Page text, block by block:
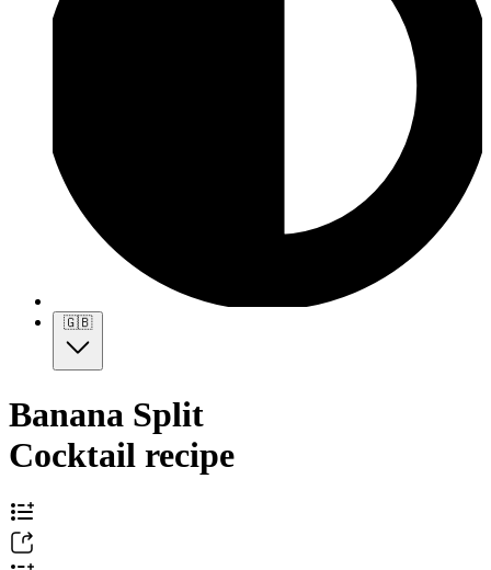
🇬🇧
Banana Split
Cocktail recipe